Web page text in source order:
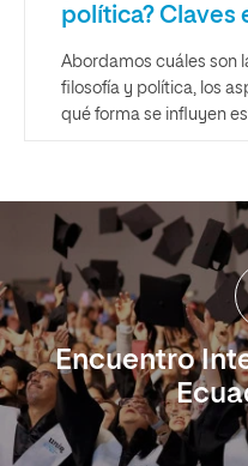
política? Claves
Abordamos cuáles son
filosofía y política, los
qué forma se influyen
Encuentro